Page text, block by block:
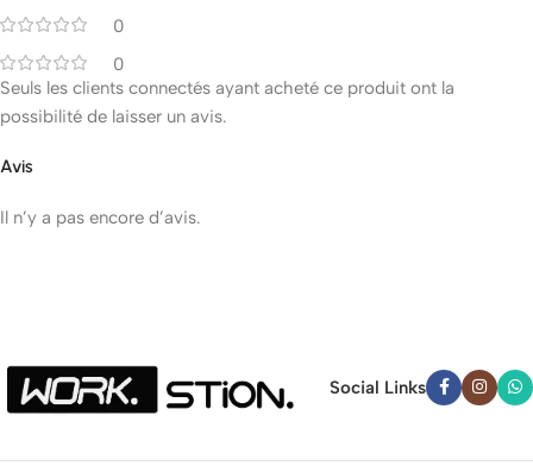
0
0
Avis
Il n’y a pas encore d’avis.
Seuls les clients connectés ayant acheté ce produit ont la
possibilité de laisser un avis.
Social Links